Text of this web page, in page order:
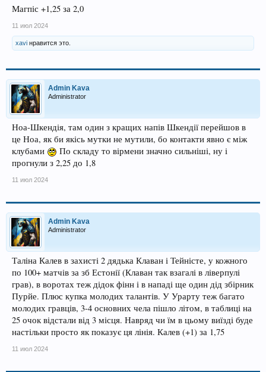
Магпіс +1,25 за 2,0
11 июл 2024
xavi нравится это.
Admin Kava
Administrator
Ноа-Шкендія, там один з кращих напів Шкендії перейшов в
це Ноа, як би якісь мутки не мутили, бо контакти явно є між
клубами
По складу то вірмени значно сильніші, ну і
прогнули з 2,25 до 1,8
11 июл 2024
Admin Kava
Administrator
Таліна Калев в захисті 2 дядька Клаван і Тейністе, у кожного
по 100+ матчів за зб Естонії (Клаван так взагалі в ліверпулі
грав), в воротах теж дідок фінн і в нападі ще один дід збірник
Пурйе. Плюс купка молодих талантів. У Урарту теж багато
молодих гравців, 3-4 основних чела пішло літом, в таблиці на
25 очок відстали від 3 місця. Навряд чи їм в цьому виїзді буде
настільки просто як показує ця лінія. Калев (+1) за 1,75
11 июл 2024